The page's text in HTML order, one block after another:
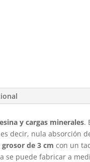
y cargas minerales.
decir, nula absorción
grosor de 3 cm con un
se puede fabricar a